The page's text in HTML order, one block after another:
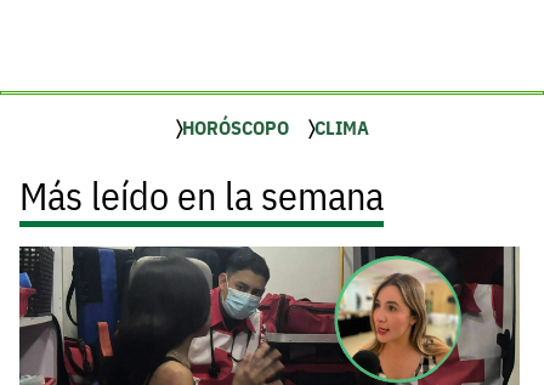
HORÓSCOPO CLIMA
Más leído en la semana